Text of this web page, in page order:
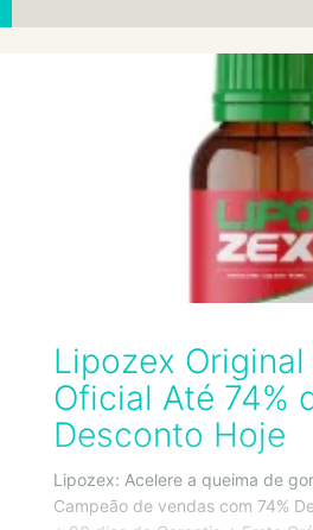
Lipozex Original
Oficial Até 74%
Desconto Hoje
Lipozex: Acelere a queima de
Campeão de vendas com 74%